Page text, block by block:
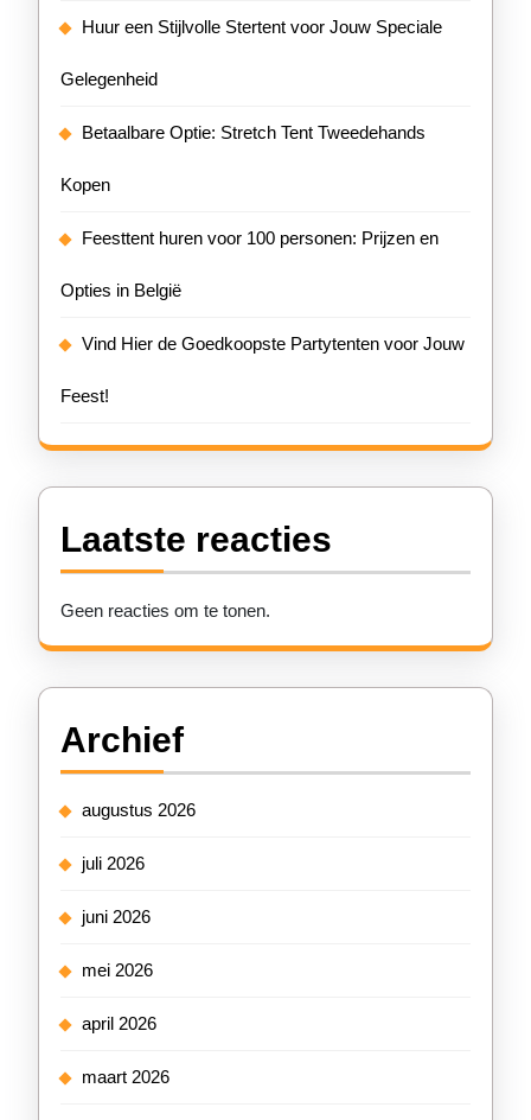
Huur een Stijlvolle Stertent voor Jouw Speciale
Gelegenheid
Betaalbare Optie: Stretch Tent Tweedehands
Kopen
Feesttent huren voor 100 personen: Prijzen en
Opties in België
Vind Hier de Goedkoopste Partytenten voor Jouw
Feest!
Laatste reacties
Geen reacties om te tonen.
Archief
augustus 2026
juli 2026
juni 2026
mei 2026
april 2026
maart 2026